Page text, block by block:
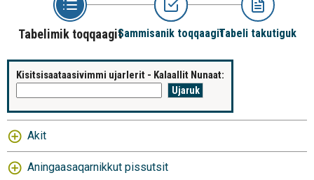
Tabelimik toqqaagitSammisanik toqqaagitTabeli takutiguk
Kisitsisaataasivimmi ujarlerit - Kalaallit Nunaat:
Akit
Aningaasaqarnikkut pissutsit